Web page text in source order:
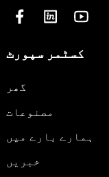
کسٹمر سپورٹ
گھر
مصنوعات
ہمارے بارے میں
خبریں